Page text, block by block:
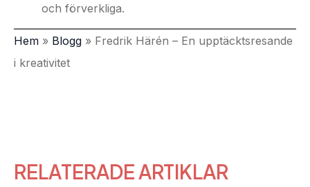
och förverkliga.
Hem » Blogg » Fredrik Härén – En upptäcktsresande
i kreativitet
RELATERADE ARTIKLAR